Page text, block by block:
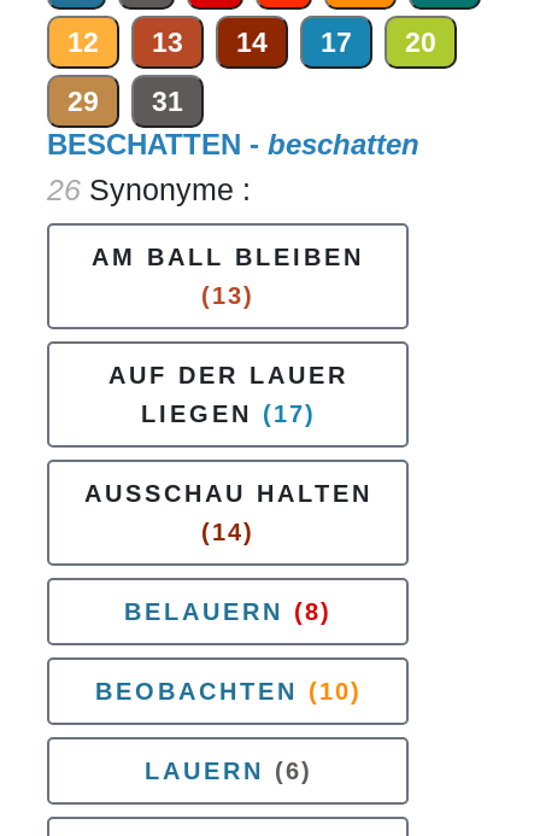
12
13 14 17
20
29
31
BESCHATTEN - beschatten
26 Synonyme :
AM BALL BLEIBEN
(13)
AUF DER LAUER
LIEGEN
(17)
AUSSCHAU HALTEN
(14)
BELAUERN (8)
BEOBACHTEN (10)
LAUERN (6)